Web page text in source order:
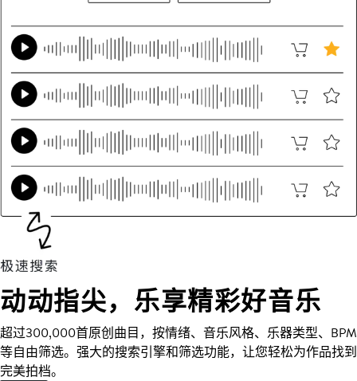
动动指尖，乐享精彩好音乐
超过300,000首原创曲目，按情绪、音乐风格、乐器类型、BPM
等自由筛选。强大的搜索引擎和筛选功能，让您轻松为作品找到
完美拍档。